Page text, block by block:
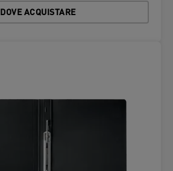
DOVE ACQUISTARE